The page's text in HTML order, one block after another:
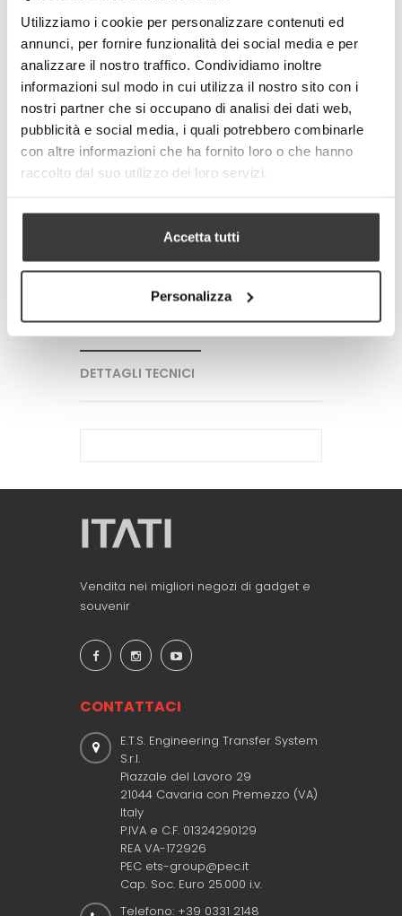
Utilizziamo i cookie per personalizzare contenuti ed
annunci, per fornire funzionalità dei social media e per
analizzare il nostro traffico. Condividiamo inoltre
informazioni sul modo in cui utilizza il nostro sito con i
nostri partner che si occupano di analisi dei dati web,
pubblicità e social media, i quali potrebbero combinarle
con altre informazioni che ha fornito loro o che hanno
raccolto dal suo utilizzo dei loro servizi.
Accetta tutti
Personalizza
Prodotto completamente in Italia
100% made in Italy
© Modello e disegno registrato.
E’ vietata la riproduzione anche
parziale.
- +
Share
Google+
Pinterest
PIU' INFORMAZIONI
DETTAGLI TECNICI
Vendita nei migliori negozi di gadget e
souvenir
CONTATTACI
E.T.S. Engineering Transfer System
S.r.l.
Piazzale del Lavoro 29
21044 Cavaria con Premezzo (VA)
Italy
P.IVA e C.F. 01324290129
REA VA-172926
PEC ets-group@pec.it
Cap. Soc. Euro 25.000 i.v.
Telefono: +39 0331 2148